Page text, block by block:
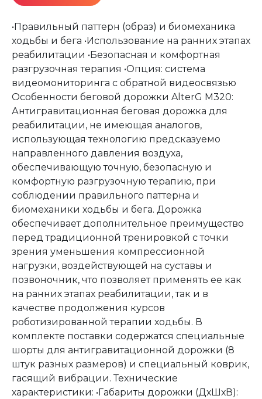
•Правильный паттерн (образ) и биомеханика
ходьбы и бега •Использование на ранних этапах
реабилитации •Безопасная и комфортная
разгрузочная терапия •Опция: система
видеомониторинга с обратной видеосвязью
Особенности беговой дорожки AlterG M320:
Антигравитационная беговая дорожка для
реабилитации, не имеющая аналогов,
использующая технологию предсказуемо
направленного давления воздуха,
обеспечивающую точную, безопасную и
комфортную разгрузочную терапию, при
соблюдении правильного паттерна и
биомеханики ходьбы и бега. Дорожка
обеспечивает дополнительное преимущество
перед традиционной тренировкой с точки
зрения уменьшения компрессионной
нагрузки, воздействующей на суставы и
позвоночник, что позволяет применять ее как
на ранних этапах реабилитации, так и в
качестве продолжения курсов
роботизированной терапии ходьбы. В
комплекте поставки содержатся специальные
шорты для антигравитационной дорожки (8
штук разных размеров) и специальный коврик,
гасящий вибрации. Технические
характеристики: •Габариты дорожки (ДхШхВ):